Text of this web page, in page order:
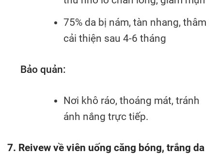
75% da bị nám, tàn nhang, thâm
cải thiện sau 4-6 tháng
Bảo quản:
Nơi khô ráo, thoáng mát, tránh
ánh nắng trực tiếp.
7. Reivew về viên uống căng bóng, trắng da